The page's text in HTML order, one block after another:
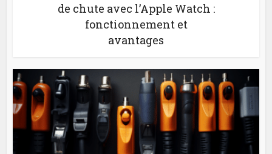
de chute avec l’Apple Watch :
fonctionnement et
avantages